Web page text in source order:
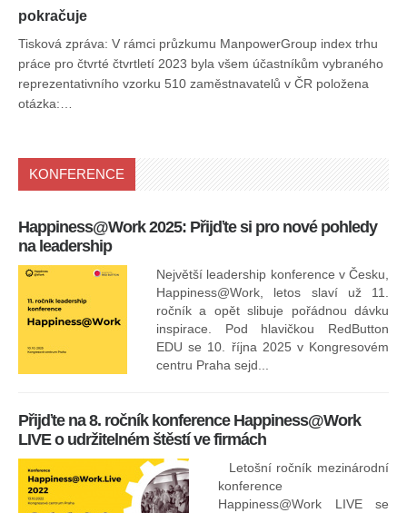
pokračuje
Tisková zpráva: V rámci průzkumu ManpowerGroup index trhu
práce pro čtvrté čtvrtletí 2023 byla všem účastníkům vybraného
reprezentativního vzorku 510 zaměstnavatelů v ČR položena
otázka:…
KONFERENCE
Happiness@Work 2025: Přijďte si pro nové pohledy
na leadership
Největší leadership konference v Česku,
Happiness@Work, letos slaví už 11.
ročník a opět slibuje pořádnou dávku
inspirace. Pod hlavičkou RedButton
EDU se 10. října 2025 v Kongresovém
centru Praha sejd...
Přijďte na 8. ročník konference Happiness@Work
LIVE o udržitelném štěstí ve firmách
Letošní ročník mezinárodní
konference
Happiness@Work LIVE se